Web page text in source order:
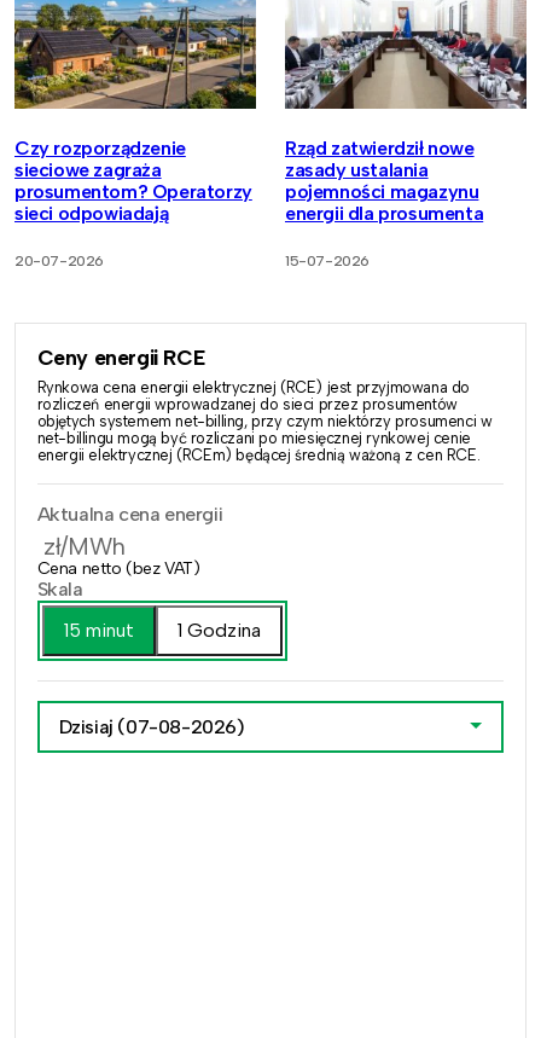
Czy rozporządzenie
sieciowe zagraża
prosumentom? Operatorzy
sieci odpowiadają
20-07-2026
Rząd zatwierdził nowe
zasady ustalania
pojemności magazynu
energii dla prosumenta
15-07-2026
Ceny energii RCE
Rynkowa cena energii elektrycznej (RCE) jest przyjmowana do
rozliczeń energii wprowadzanej do sieci przez prosumentów
objętych systemem net-billing, przy czym niektórzy prosumenci w
net-billingu mogą być rozliczani po miesięcznej rynkowej cenie
energii elektrycznej (RCEm) będącej średnią ważoną z cen RCE.
Aktualna cena energii
zł/MWh
Cena netto (bez VAT)
Skala
15 minut
1 Godzina
Dzisiaj (07-08-2026)